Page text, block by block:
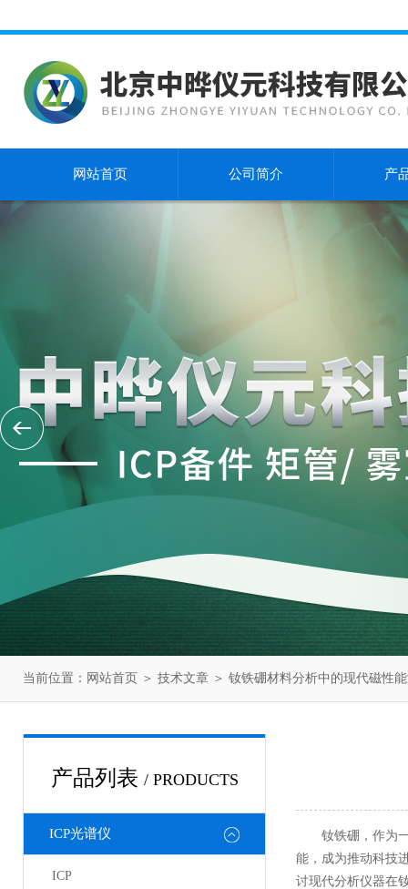
网站首页 公司简介 产
当前位置： 网站首页 ＞ 技术文章 ＞ 钕铁硼材料分析中的现代磁性
产品列表 / PRODUCTS
ICP光谱仪
ICP
钕铁硼，作为一
能，成为推动科技
讨现代分析仪器在